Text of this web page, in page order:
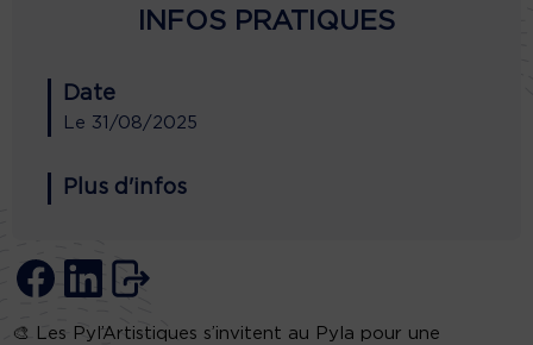
INFOS PRATIQUES
Date
Le 31/08/2025
Plus d'infos
🎨 Les Pyl’Artistiques s’invitent au Pyla pour une